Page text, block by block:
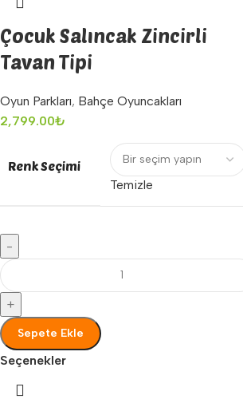
Çocuk Salıncak Zincirli
Tavan Tipi
Oyun Parkları, Bahçe Oyuncakları
2,799.00₺
Renk Seçimi
Temizle
-
+
Sepete Ekle
Seçenekler